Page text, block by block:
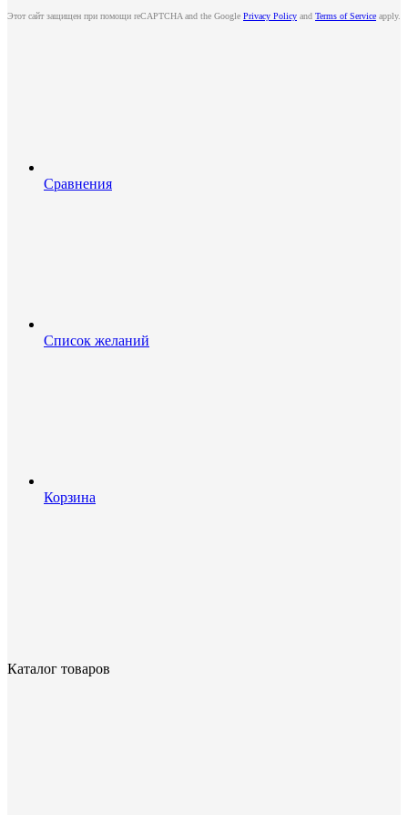
Этот сайт защищен при помощи reCAPTCHA and the Google Privacy Policy and Terms of Service apply.
Сравнения
Список желаний
Корзина
Каталог товаров